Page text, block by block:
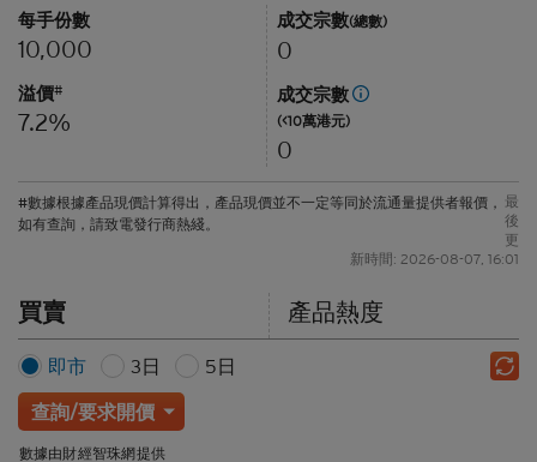
每手份數
10,000
溢價#
7.2%
成交宗數(總數)
0
成交宗數
(<10萬港元)
0
#數據根據產品現價計算得出，產品現價並不一定等同於流通量提供者報價，
如有查詢，請致電發行商熱綫。
最
後
更
新時間: 2026-08-07, 16:01
買賣 產品熱度
即市 3日 5日
查詢/要求開價
數據由財經智珠網提供